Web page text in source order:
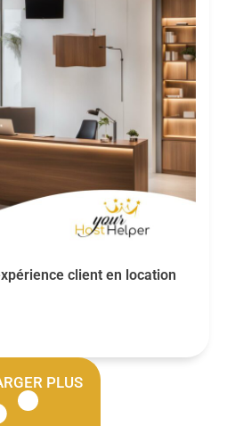
client en location
PLUS